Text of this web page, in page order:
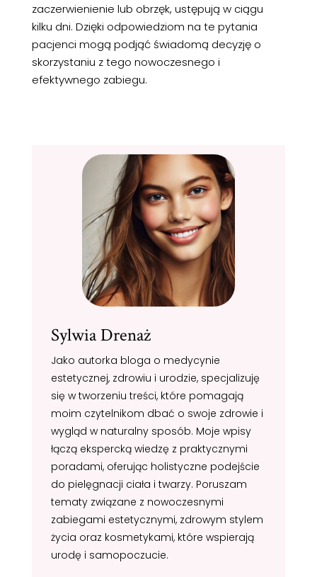
zaczerwienienie lub obrzęk, ustępują w ciągu
kilku dni. Dzięki odpowiedziom na te pytania
pacjenci mogą podjąć świadomą decyzję o
skorzystaniu z tego nowoczesnego i
efektywnego zabiegu.
Sylwia Drenaż
Jako autorka bloga o medycynie
estetycznej, zdrowiu i urodzie, specjalizuję
się w tworzeniu treści, które pomagają
moim czytelnikom dbać o swoje zdrowie i
wygląd w naturalny sposób. Moje wpisy
łączą ekspercką wiedzę z praktycznymi
poradami, oferując holistyczne podejście
do pielęgnacji ciała i twarzy. Poruszam
tematy związane z nowoczesnymi
zabiegami estetycznymi, zdrowym stylem
życia oraz kosmetykami, które wspierają
urodę i samopoczucie.